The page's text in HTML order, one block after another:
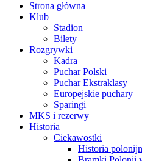
Strona główna
Klub
Stadion
Bilety
Rozgrywki
Kadra
Puchar Polski
Puchar Ekstraklasy
Europejskie puchary
Sparingi
MKS i rezerwy
Historia
Ciekawostki
Historia